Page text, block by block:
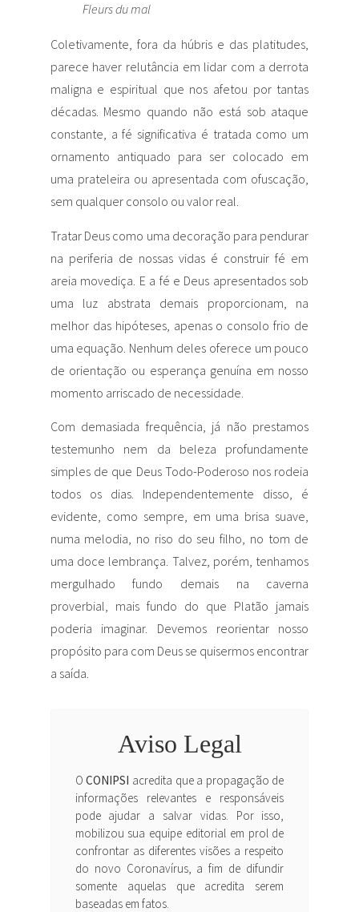
Fleurs du mal
Coletivamente, fora da húbris e das platitudes,
parece haver relutância em lidar com a derrota
maligna e espiritual que nos afetou por tantas
décadas. Mesmo quando não está sob ataque
constante, a fé significativa é tratada como um
ornamento antiquado para ser colocado em
uma prateleira ou apresentada com ofuscação,
sem qualquer consolo ou valor real.
Tratar Deus como uma decoração para pendurar
na periferia de nossas vidas é construir fé em
areia movediça. E a fé e Deus apresentados sob
uma luz abstrata demais proporcionam, na
melhor das hipóteses, apenas o consolo frio de
uma equação. Nenhum deles oferece um pouco
de orientação ou esperança genuína em nosso
momento arriscado de necessidade.
Com demasiada frequência, já não prestamos
testemunho nem da beleza profundamente
simples de que Deus Todo-Poderoso nos rodeia
todos os dias. Independentemente disso, é
evidente, como sempre, em uma brisa suave,
numa melodia, no riso do seu filho, no tom de
uma doce lembrança. Talvez, porém, tenhamos
mergulhado fundo demais na caverna
proverbial, mais fundo do que Platão jamais
poderia imaginar. Devemos reorientar nosso
propósito para com Deus se quisermos encontrar
a saída.
Aviso Legal
OCONIPSI acredita que a propagação de
informações relevantes e responsáveis
pode ajudar a salvar vidas. Por isso,
mobilizou sua equipe editorial em prol de
confrontar as diferentes visões a respeito
do novo Coronavírus, a fim de difundir
somente aquelas que acredita serem
baseadas em fatos.